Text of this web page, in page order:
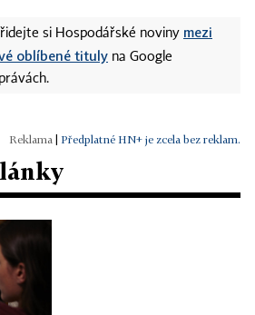
si Hospodářské noviny mezi
oblíbené tituly na Google
Předplatné HN+ je zcela bez reklam.